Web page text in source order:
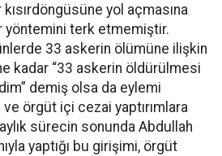
yol açmasına
yöntemini terk etmemiştir.
33 askerin ölümüne ilişkin
kadar “33 askerin öldürülmesi
demiş olsa da eylemi
ve örgüt içi cezai yaptırımlara
sürecin sonunda Abdullah
yaptığı bu girişimi, örgüt